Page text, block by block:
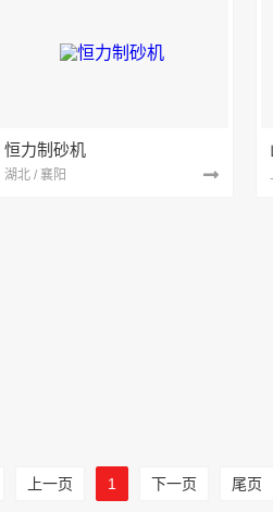
恒力制砂机
湖北 / 襄阳
上一页 1 下一页 尾页